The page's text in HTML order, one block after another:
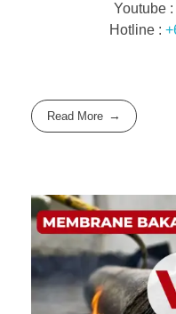
Youtube :
Hotline :
Read More